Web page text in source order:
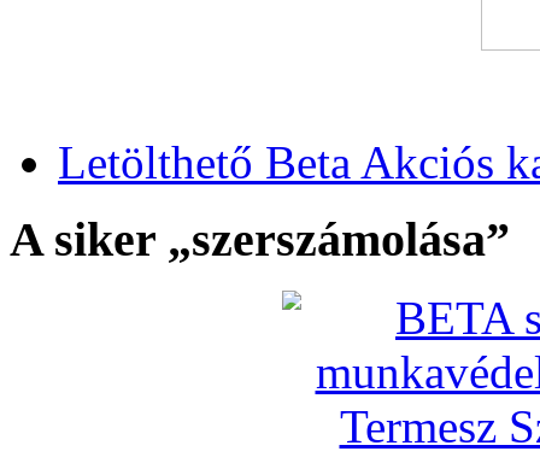
Letölthető Beta Akciós
A siker „szerszámolása”